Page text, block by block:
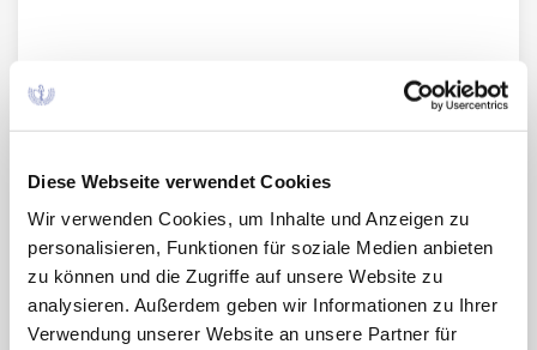
Diese Webseite verwendet Cookies
Wir verwenden Cookies, um Inhalte und Anzeigen zu
personalisieren, Funktionen für soziale Medien anbieten
zu können und die Zugriffe auf unsere Website zu
analysieren. Außerdem geben wir Informationen zu Ihrer
Verwendung unserer Website an unsere Partner für
2023
Oktober (1)
April (1)
Februar (1)
Dezember (1)